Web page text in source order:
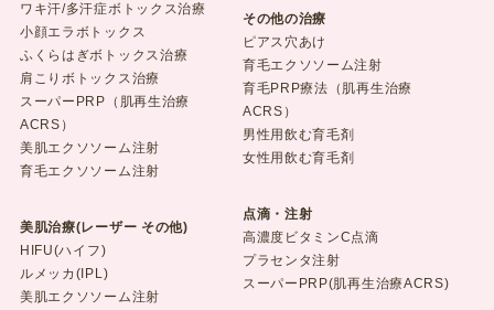
ワキ汗/多汗症ボトックス治療
小顔エラボトックス
ふくらはぎボトックス治療
肩こりボトックス治療
スーパーPRP（肌再生治療
ACRS）
美肌エクソソーム注射
育毛エクソソーム注射
美肌治療(レーザー その他)
HIFU(ハイフ)
ルメッカ(IPL)
美肌エクソソーム注射
その他の治療
ピアス穴あけ
育毛エクソソーム注射
育毛PRP療法（肌再生治療
ACRS）
男性用飲む育毛剤
女性用飲む育毛剤
点滴・注射
高濃度ビタミンC点滴
プラセンタ注射
スーパーPRP(肌再生治療ACRS)